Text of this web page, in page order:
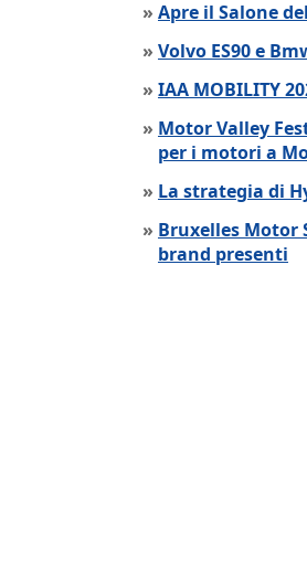
» Apre il Salone
» Volvo ES90 e
» IAA MOBILITY
» Motor Valley
per i motori a
» La strategia di
» Bruxelles Motor
brand presenti